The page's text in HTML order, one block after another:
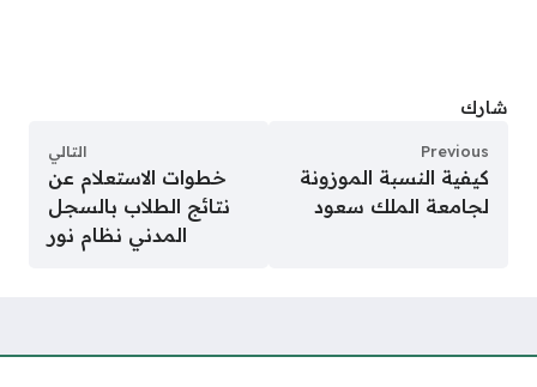
شارك
Previous
كيفية النسبة الموزونة
لجامعة الملك سعود
التالي
خطوات الاستعلام عن
نتائج الطلاب بالسجل
المدني نظام نور